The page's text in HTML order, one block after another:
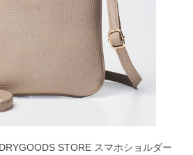
STORE スマホショルダー